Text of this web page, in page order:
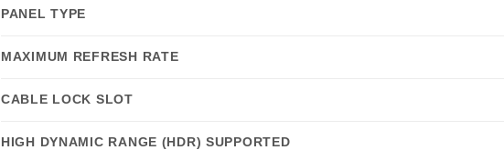
PANEL TYPE
MAXIMUM REFRESH RATE
CABLE LOCK SLOT
HIGH DYNAMIC RANGE (HDR) SUPPORTED